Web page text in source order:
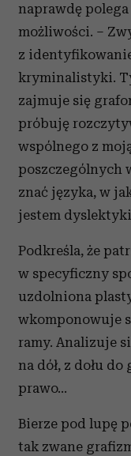
naprawdę
możliwości. –
z
kryminalistyki.
zajmuje się
próbuję
wspólnego z
poszczególnych
znać języka, w
jestem
Podkreśla, że
w specyficzny
uzdolniona
wkomponowuje
ramy. Analizuje
na dół, z dołu
prawo...
Bierze pod lupę
tak zwane